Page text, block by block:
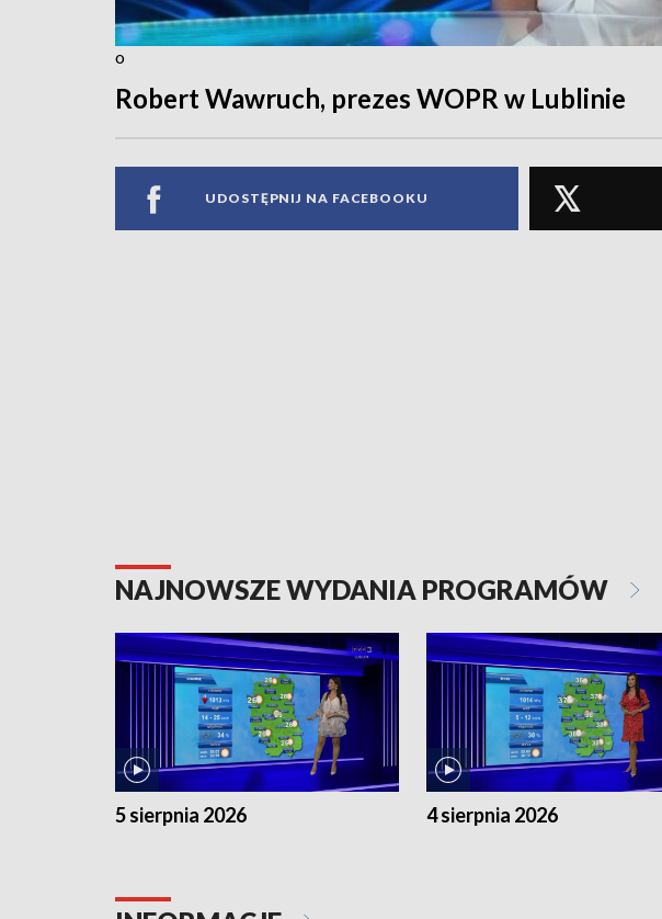
o
Robert Wawruch, prezes WOPR w Lublinie
UDOSTĘPNIJ NA FACEBOOKU
NAJNOWSZE WYDANIA PROGRAMÓW
5 sierpnia 2026 4 sierpnia 2026